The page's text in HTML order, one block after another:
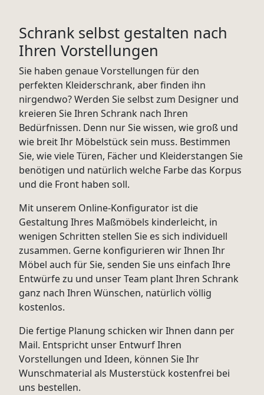
Schrank selbst gestalten nach
Ihren Vorstellungen
Sie haben genaue Vorstellungen für den
perfekten Kleiderschrank, aber finden ihn
nirgendwo? Werden Sie selbst zum Designer und
kreieren Sie Ihren Schrank nach Ihren
Bedürfnissen. Denn nur Sie wissen, wie groß und
wie breit Ihr Möbelstück sein muss. Bestimmen
Sie, wie viele Türen, Fächer und Kleiderstangen Sie
benötigen und natürlich welche Farbe das Korpus
und die Front haben soll.
Mit unserem Online-Konfigurator ist die
Gestaltung Ihres Maßmöbels kinderleicht, in
wenigen Schritten stellen Sie es sich individuell
zusammen. Gerne konfigurieren wir Ihnen Ihr
Möbel auch für Sie, senden Sie uns einfach Ihre
Entwürfe zu und unser Team plant Ihren Schrank
ganz nach Ihren Wünschen, natürlich völlig
kostenlos.
Die fertige Planung schicken wir Ihnen dann per
Mail. Entspricht unser Entwurf Ihren
Vorstellungen und Ideen, können Sie Ihr
Wunschmaterial als Musterstück kostenfrei bei
uns bestellen.